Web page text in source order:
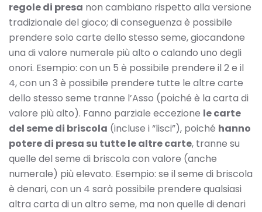
regole di presa non cambiano rispetto alla versione
tradizionale del gioco; di conseguenza è possibile
prendere solo carte dello stesso seme, giocandone
una di valore numerale più alto o calando uno degli
onori. Esempio: con un 5 è possibile prendere il 2 e il
4, con un 3 è possibile prendere tutte le altre carte
dello stesso seme tranne l’Asso (poiché è la carta di
valore più alto). Fanno parziale eccezione le carte
del seme di briscola (incluse i “lisci”), poiché hanno
potere di presa su tutte le altre carte, tranne su
quelle del seme di briscola con valore (anche
numerale) più elevato. Esempio: se il seme di briscola
è denari, con un 4 sarà possibile prendere qualsiasi
altra carta di un altro seme, ma non quelle di denari